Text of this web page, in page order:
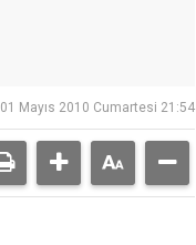
01 Mayıs 2010 Cumartesi 21:54